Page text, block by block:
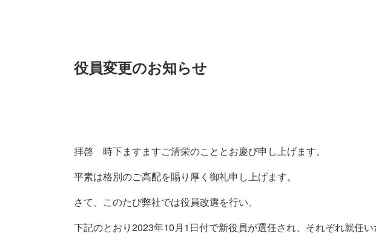
役員変更のお知らせ
拝啓 時下ますますご清栄のこととお慶び申し上げます。
平素は格別のご高配を賜り厚く御礼申し上げます。
さて、このたび弊社では役員改選を行い、
下記のとおり2023年10月1日付で新役員が選任され、それぞれ就任い